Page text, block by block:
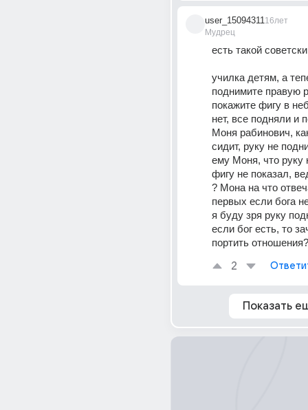
user_15094311
Мудрец
16лет
есть такой
училка детям, а
поднимите правую
покажите фигу в
нет, все подняли и
Моня рабинович,
сидит, руку не
ему Моня, что руку
фигу не показал,
? Мона на что
первых если бога
я буду зря руку
если бог есть, то
портить
2
Показать